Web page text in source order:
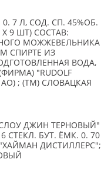
7 Л, СОД. СП. 45%ОБ.
9 ШТ) СОСТАВ:
МОЖЖЕВЕЛЬНИКА
СПИРТЕ ИЗ
ВОДА,
"RUDOLF
АО) ; (TM) СЛОВАЦКАЯ
ДЖИН ТЕРНОВЫЙ"
СТЕКЛ. БУТ. ЁМК. 0. 70
ДИСТИЛЛЕРС";